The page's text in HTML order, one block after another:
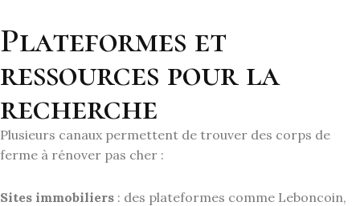
Plateformes et
ressources pour la
recherche
Plusieurs canaux permettent de trouver des corps de
ferme à rénover pas cher :
Sites immobiliers : des plateformes comme Leboncoin,